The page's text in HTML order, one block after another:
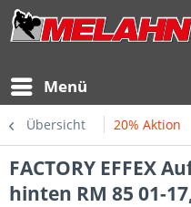
Menü
Übersicht 20% Aktion
FACTORY EFFEX
hinten RM 85 01-